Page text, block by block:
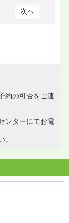
次へ
約の可否をご連
ンターにてお電
。